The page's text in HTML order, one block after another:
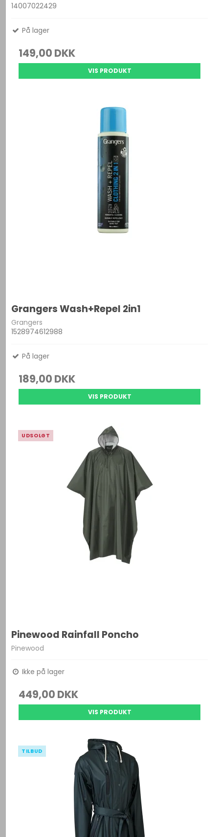
14007022429
På lager
149,00 DKK
VIS PRODUKT
Grangers Wash+Repel 2in1
Grangers
1528974612988
På lager
189,00 DKK
VIS PRODUKT
UDSOLGT
Pinewood Rainfall Poncho
Pinewood
Ikke på lager
449,00 DKK
VIS PRODUKT
TILBUD